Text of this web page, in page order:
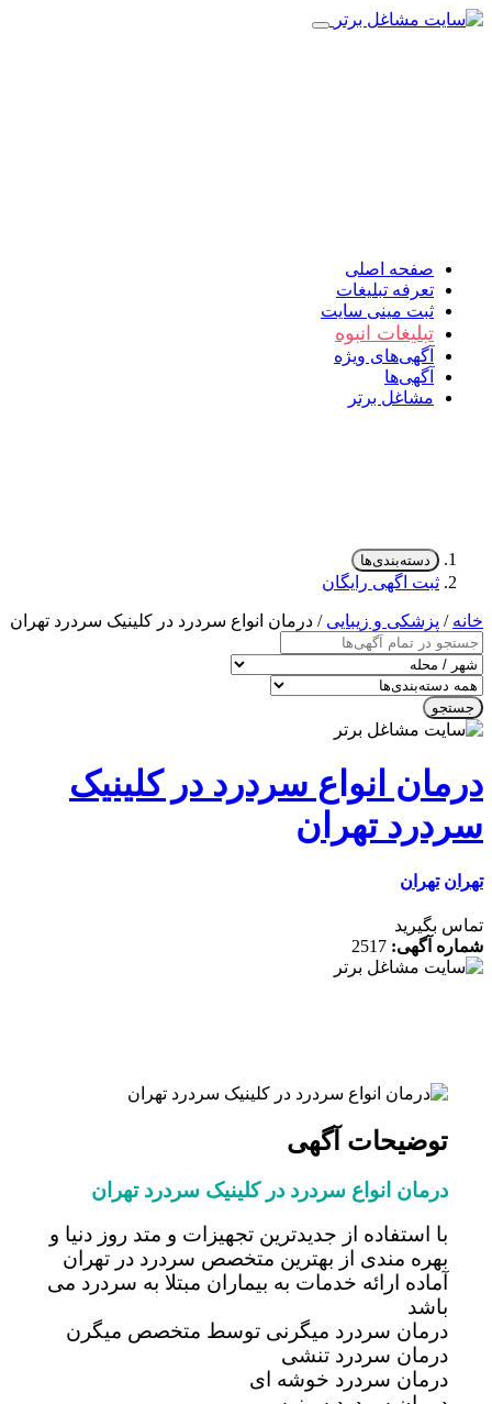
صفحه اصلی
تعرفه تبلیغات
ثبت مینی سایت
تبلیغات انبوه
آگهی‌های ویژه
آگهی‌ها
مشاغل برتر
دسته‌بندی‌ها
ثبت اگهی رایگان
/پزشکی و زیبایی / درمان انواع سردرد در کلینیک سردرد تهران
انواع سردرد در کلینیک
تهران
تهران
بگیرید
آگهی:2517
توضیحات آگهی
درمان انواع سردرد در کلینیک سردرد تهران
با استفاده از جدیدترین تجهیزات و متد روز دنیا و
بهره مندی از بهترین متخصص سردرد در تهران
آماده ارائه خدمات به بیماران مبتلا به سردرد می
باشد
درمان سردرد میگرنی توسط متخصص میگرن
درمان سردرد تنشی
درمان سردرد خوشه ای